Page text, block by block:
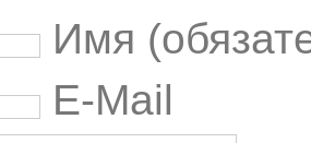
Имя
E-Mail